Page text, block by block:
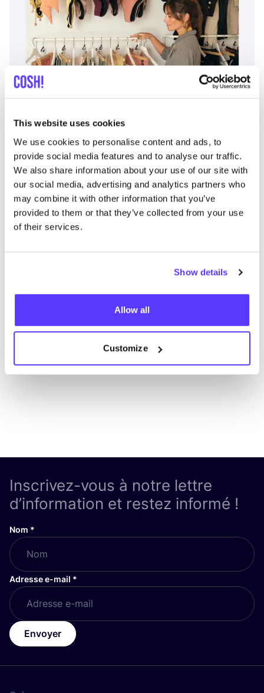
This website uses cookies
We use cookies to personalise content and ads, to
provide social media features and to analyse our traffic.
We also share information about your use of our site with
our social media, advertising and analytics partners who
may combine it with other information that you’ve
provided to them or that they’ve collected from your use
of their services.
Show details
Allow all
Customize
Ajouter à l'itinéraire Visiter la boutique en ligne
Fashion Space
Avenida Francisco Andrade Fumero 1, Arona
Vêtements
List Map
Inscrivez-vous à notre lettre
d’information et restez informé !
Nom *
Adresse e-mail *
Envoyer